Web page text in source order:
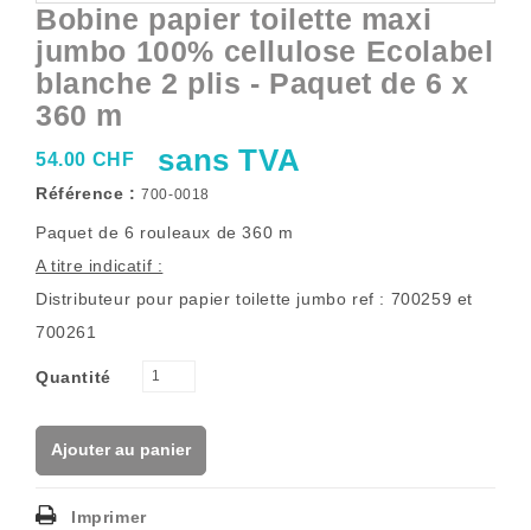
Bobine papier toilette maxi
jumbo 100% cellulose Ecolabel
blanche 2 plis - Paquet de 6 x
360 m
54.00 CHF sans TVA
Référence : 700-0018
Paquet de 6 rouleaux de 360 m
A titre indicatif :
Distributeur pour papier toilette jumbo ref : 700259 et
700261
Quantité
Ajouter au panier
Imprimer